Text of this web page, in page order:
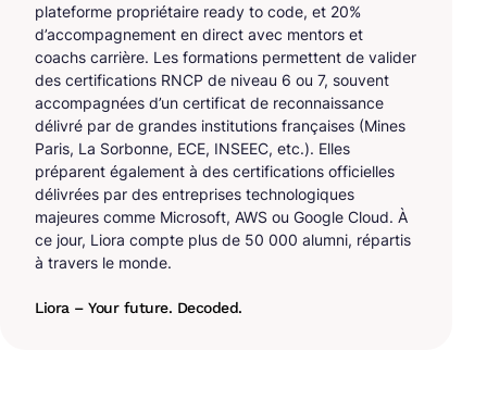
plateforme propriétaire ready to code, et 20%
d’accompagnement en direct avec mentors et
coachs carrière. Les formations permettent de valider
des certifications RNCP de niveau 6 ou 7, souvent
accompagnées d’un certificat de reconnaissance
délivré par de grandes institutions françaises (Mines
Paris, La Sorbonne, ECE, INSEEC, etc.). Elles
préparent également à des certifications officielles
délivrées par des entreprises technologiques
majeures comme Microsoft, AWS ou Google Cloud. À
ce jour, Liora compte plus de 50 000 alumni, répartis
à travers le monde.
Liora – Your future. Decoded.